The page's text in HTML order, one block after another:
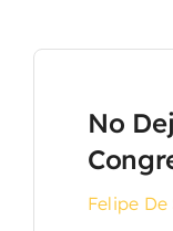
No
Felipe